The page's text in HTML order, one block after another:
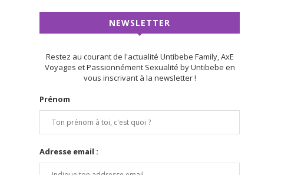
NEWSLETTER
Restez au courant de l'actualité Untibebe Family, AxE
Voyages et Passionnément Sexualité by Untibebe en
vous inscrivant à la newsletter !
Prénom
Adresse email :